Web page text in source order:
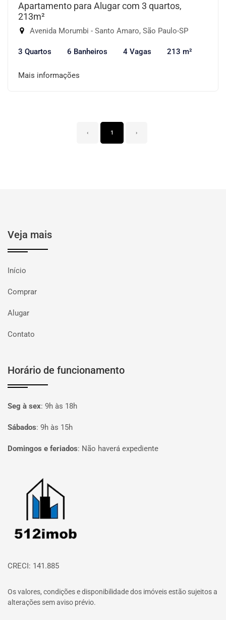
Apartamento para Alugar com 3 quartos,
213m²
Avenida Morumbi - Santo Amaro, São Paulo-SP
3 Quartos 6 Banheiros 4 Vagas 213 m²
Mais informações
‹ 1 ›
Veja mais
Início
Comprar
Alugar
Contato
Horário de funcionamento
Seg à sex: 9h às 18h
Sábados: 9h às 15h
Domingos e feriados: Não haverá expediente
Página inicial
CRECI: 141.885
Os valores, condições e disponibilidade dos imóveis estão sujeitos a
alterações sem aviso prévio.